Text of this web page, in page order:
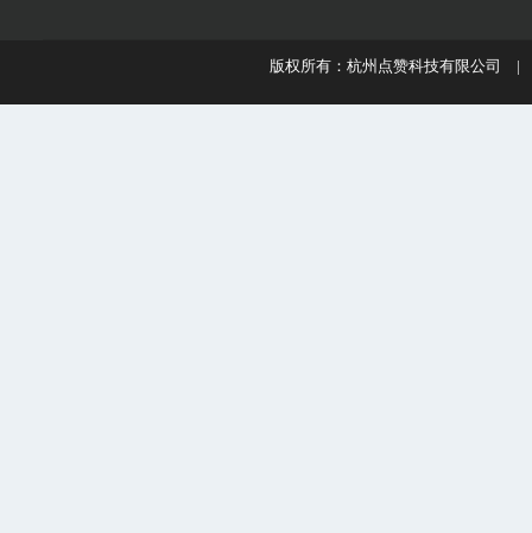
版权所有：杭州点赞科技有限公司